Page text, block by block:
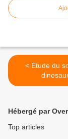
< Etude du son I - les
Hébergé par
Top articles